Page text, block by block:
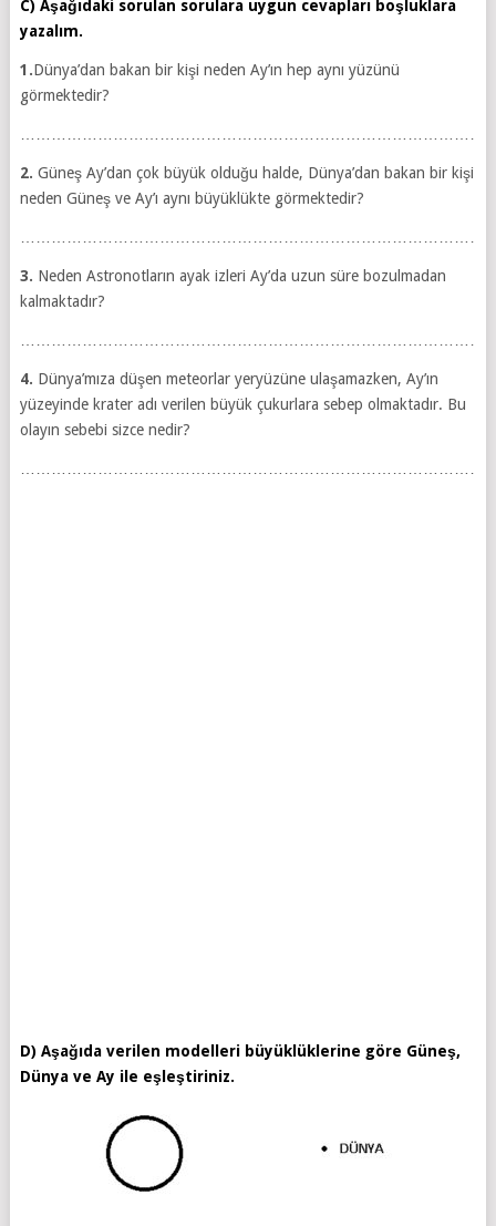
C) Aşağıdaki sorulan sorulara uygun cevapları boşluklara
yazalım.
1.Dünya’dan bakan bir kişi neden Ay’ın hep aynı yüzünü
görmektedir?
2. Güneş Ay’dan çok büyük olduğu halde, Dünya’dan bakan bir kişi
neden Güneş ve Ay’ı aynı büyüklükte görmektedir?
3. Neden Astronotların ayak izleri Ay’da uzun süre bozulmadan
kalmaktadır?
4. Dünya’mıza düşen meteorlar yeryüzüne ulaşamazken, Ay’ın
yüzeyinde krater adı verilen büyük çukurlara sebep olmaktadır. Bu
olayın sebebi sizce nedir?
D) Aşağıda verilen modelleri büyüklüklerine göre Güneş,
Dünya ve Ay ile eşleştiriniz.